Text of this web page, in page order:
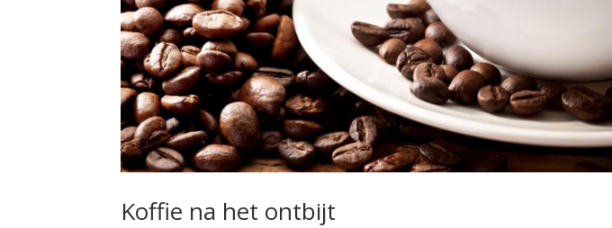
Koffie na het ontbijt